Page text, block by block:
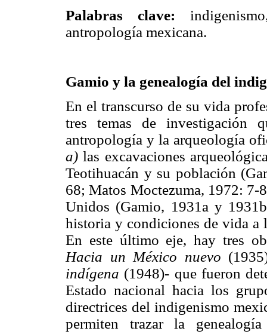
Palabras clave:
antropología mexicana.
Gamio y la genealogía del
En el transcurso de su vida
tres temas de investigación
antropología y la arqueología
a) las excavaciones
Teotihuacán y su población
68; Matos Moctezuma, 1972: 7-
Unidos (Gamio, 1931a y
historia y condiciones de vida
En este último eje, hay tres
Hacia un México nuevo
indígena (1948)- que fueron
Estado nacional hacia los
directrices del indigenismo
permiten trazar la